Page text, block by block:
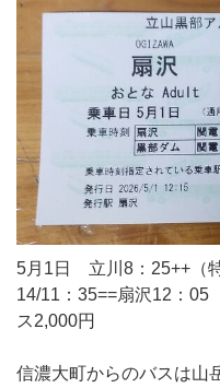
5月1日 立川8：25++（
14/11：35==扇沢12：
ス2,000円
信濃大町からのバスは山